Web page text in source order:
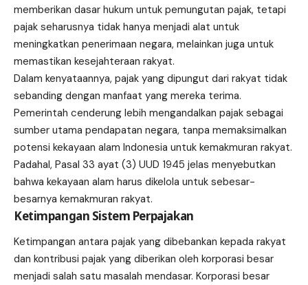
memberikan dasar hukum untuk pemungutan pajak, tetapi
pajak seharusnya tidak hanya menjadi alat untuk
meningkatkan penerimaan negara, melainkan juga untuk
memastikan kesejahteraan rakyat.
Dalam kenyataannya, pajak yang dipungut dari rakyat tidak
sebanding dengan manfaat yang mereka terima.
Pemerintah cenderung lebih mengandalkan pajak sebagai
sumber utama pendapatan negara, tanpa memaksimalkan
potensi kekayaan alam Indonesia untuk kemakmuran rakyat.
Padahal, Pasal 33 ayat (3) UUD 1945 jelas menyebutkan
bahwa kekayaan alam harus dikelola untuk sebesar-
besarnya kemakmuran rakyat.
Ketimpangan Sistem Perpajakan
Ketimpangan antara pajak yang dibebankan kepada rakyat
dan kontribusi pajak yang diberikan oleh korporasi besar
menjadi salah satu masalah mendasar. Korporasi besar